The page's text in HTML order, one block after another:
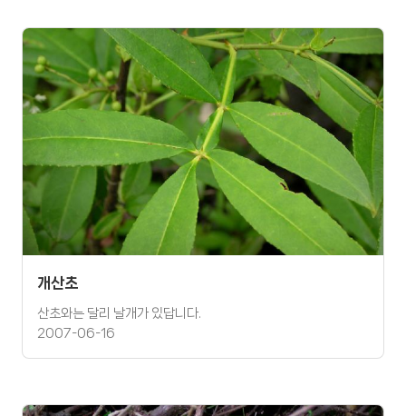
개산초
산초와는 달리 날개가 있답니다.
2007-06-16